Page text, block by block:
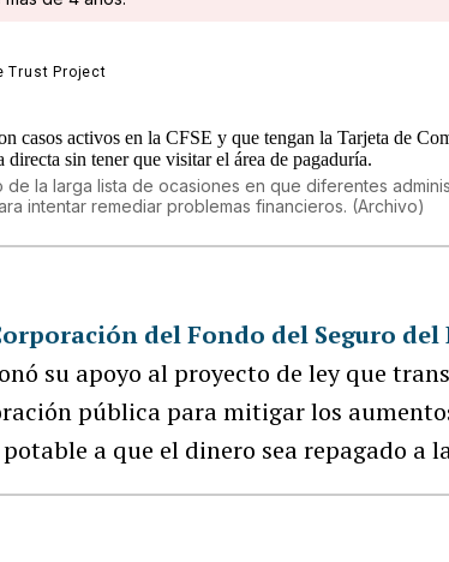
la larga lista de ocasiones en que diferentes
intentar remediar problemas financieros. (Archivo)
del Fondo del Seguro del
su apoyo al proyecto de ley que
pública para mitigar los
a que el dinero sea repagado a